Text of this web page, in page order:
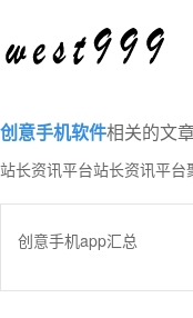
创意手机软件相关的文
站长资讯平台站长资讯平台
创意手机app汇总